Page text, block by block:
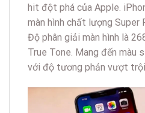
hit đột phá của Apple.
màn hình chất lượng Super
Độ phân giải màn hình là
True Tone. Mang đến màu
với độ tương phản vượt